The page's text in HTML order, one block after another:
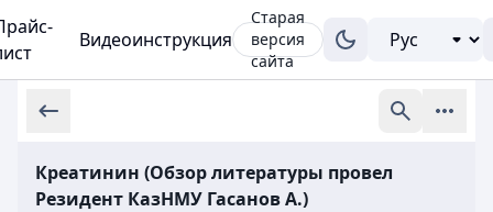
Видеоинструкция
Старая
версия
сайта
Креатинин (Обзор литературы провел
Резидент КазНМУ Гасанов А.)